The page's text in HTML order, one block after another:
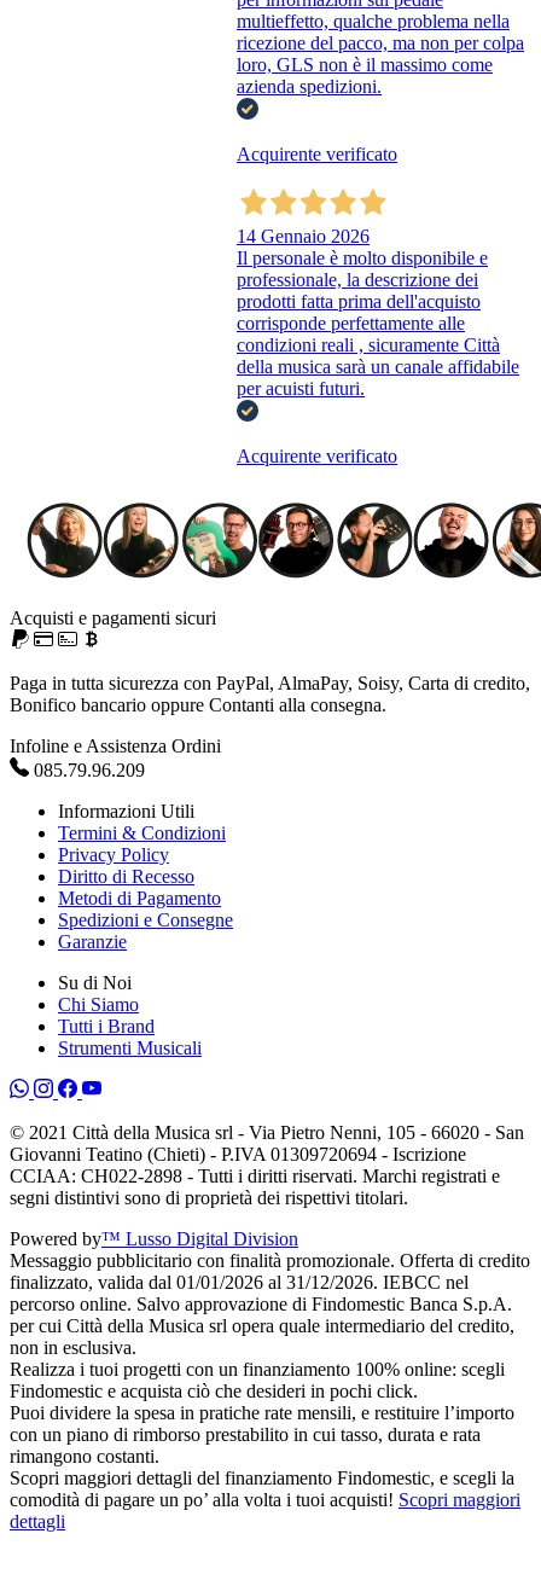
multieffetto, qualche problema nella
ricezione del pacco, ma non per colpa
loro, GLS non è il massimo come
azienda spedizioni.
Acquirente verificato
14 Gennaio 2026
Il personale è molto disponibile e
professionale, la descrizione dei
prodotti fatta prima dell'acquisto
corrisponde perfettamente alle
condizioni reali , sicuramente Città
della musica sarà un canale affidabile
per acuisti futuri.
Acquirente verificato
Acquisti e pagamenti sicuri
Paga in tutta sicurezza con PayPal, AlmaPay, Soisy, Carta di credito,
Bonifico bancario oppure Contanti alla consegna.
Infoline e Assistenza Ordini
085.79.96.209
Informazioni Utili
Termini & Condizioni
Privacy Policy
Diritto di Recesso
Metodi di Pagamento
Spedizioni e Consegne
Garanzie
Su di Noi
Chi Siamo
Tutti i Brand
Strumenti Musicali
© 2021 Città della Musica srl - Via Pietro Nenni, 105 - 66020 - San
Giovanni Teatino (Chieti) - P.IVA 01309720694 - Iscrizione
CCIAA: CH022-2898 - Tutti i diritti riservati. Marchi registrati e
segni distintivi sono di proprietà dei rispettivi titolari.
Powered by™ Lusso Digital Division
Messaggio pubblicitario con finalità promozionale. Offerta di credito
finalizzato, valida dal 01/01/2026 al 31/12/2026. IEBCC nel
percorso online. Salvo approvazione di Findomestic Banca S.p.A.
per cui Città della Musica srl opera quale intermediario del credito,
non in esclusiva.
Realizza i tuoi progetti con un finanziamento 100% online: scegli
Findomestic e acquista ciò che desideri in pochi click.
Puoi dividere la spesa in pratiche rate mensili, e restituire l’importo
con un piano di rimborso prestabilito in cui tasso, durata e rata
rimangono costanti.
Scopri maggiori dettagli del finanziamento Findomestic, e scegli la
comodità di pagare un po’ alla volta i tuoi acquisti! Scopri maggiori
dettagli